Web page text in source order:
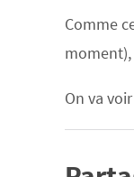
Comme
On va